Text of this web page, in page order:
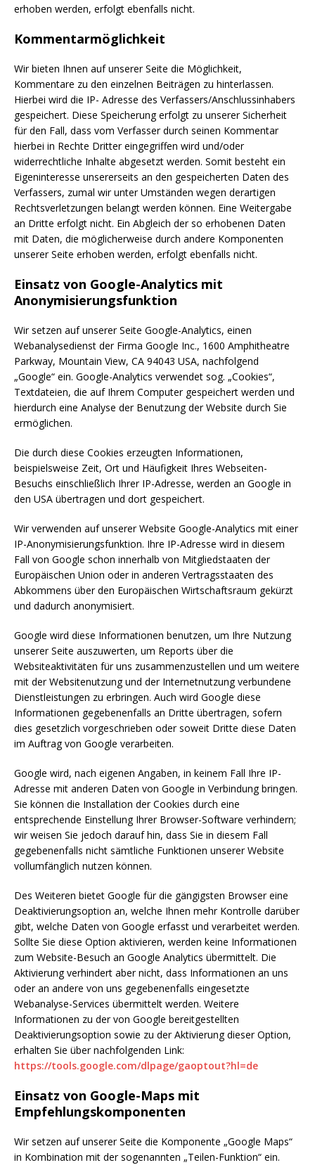
erhoben werden, erfolgt ebenfalls nicht.
Kommentarmöglichkeit
Wir bieten Ihnen auf unserer Seite die Möglichkeit,
Kommentare zu den einzelnen Beiträgen zu hinterlassen.
Hierbei wird die IP- Adresse des Verfassers/Anschlussinhabers
gespeichert. Diese Speicherung erfolgt zu unserer Sicherheit
für den Fall, dass vom Verfasser durch seinen Kommentar
hierbei in Rechte Dritter eingegriffen wird und/oder
widerrechtliche Inhalte abgesetzt werden. Somit besteht ein
Eigeninteresse unsererseits an den gespeicherten Daten des
Verfassers, zumal wir unter Umständen wegen derartigen
Rechtsverletzungen belangt werden können. Eine Weitergabe
an Dritte erfolgt nicht. Ein Abgleich der so erhobenen Daten
mit Daten, die möglicherweise durch andere Komponenten
unserer Seite erhoben werden, erfolgt ebenfalls nicht.
Einsatz von Google-Analytics mit
Anonymisierungsfunktion
Wir setzen auf unserer Seite Google-Analytics, einen
Webanalysedienst der Firma Google Inc., 1600 Amphitheatre
Parkway, Mountain View, CA 94043 USA, nachfolgend
„Google“ ein. Google-Analytics verwendet sog. „Cookies“,
Textdateien, die auf Ihrem Computer gespeichert werden und
hierdurch eine Analyse der Benutzung der Website durch Sie
ermöglichen.
Die durch diese Cookies erzeugten Informationen,
beispielsweise Zeit, Ort und Häufigkeit Ihres Webseiten-
Besuchs einschließlich Ihrer IP-Adresse, werden an Google in
den USA übertragen und dort gespeichert.
Wir verwenden auf unserer Website Google-Analytics mit einer
IP-Anonymisierungsfunktion. Ihre IP-Adresse wird in diesem
Fall von Google schon innerhalb von Mitgliedstaaten der
Europäischen Union oder in anderen Vertragsstaaten des
Abkommens über den Europäischen Wirtschaftsraum gekürzt
und dadurch anonymisiert.
Google wird diese Informationen benutzen, um Ihre Nutzung
unserer Seite auszuwerten, um Reports über die
Websiteaktivitäten für uns zusammenzustellen und um weitere
mit der Websitenutzung und der Internetnutzung verbundene
Dienstleistungen zu erbringen. Auch wird Google diese
Informationen gegebenenfalls an Dritte übertragen, sofern
dies gesetzlich vorgeschrieben oder soweit Dritte diese Daten
im Auftrag von Google verarbeiten.
Google wird, nach eigenen Angaben, in keinem Fall Ihre IP-
Adresse mit anderen Daten von Google in Verbindung bringen.
Sie können die Installation der Cookies durch eine
entsprechende Einstellung Ihrer Browser-Software verhindern;
wir weisen Sie jedoch darauf hin, dass Sie in diesem Fall
gegebenenfalls nicht sämtliche Funktionen unserer Website
vollumfänglich nutzen können.
Des Weiteren bietet Google für die gängigsten Browser eine
Deaktivierungsoption an, welche Ihnen mehr Kontrolle darüber
gibt, welche Daten von Google erfasst und verarbeitet werden.
Sollte Sie diese Option aktivieren, werden keine Informationen
zum Website-Besuch an Google Analytics übermittelt. Die
Aktivierung verhindert aber nicht, dass Informationen an uns
oder an andere von uns gegebenenfalls eingesetzte
Webanalyse-Services übermittelt werden. Weitere
Informationen zu der von Google bereitgestellten
Deaktivierungsoption sowie zu der Aktivierung dieser Option,
erhalten Sie über nachfolgenden Link:
https://tools.google.com/dlpage/gaoptout?hl=de
Einsatz von Google-Maps mit
Empfehlungskomponenten
Wir setzen auf unserer Seite die Komponente „Google Maps“
in Kombination mit der sogenannten „Teilen-Funktion“ ein.